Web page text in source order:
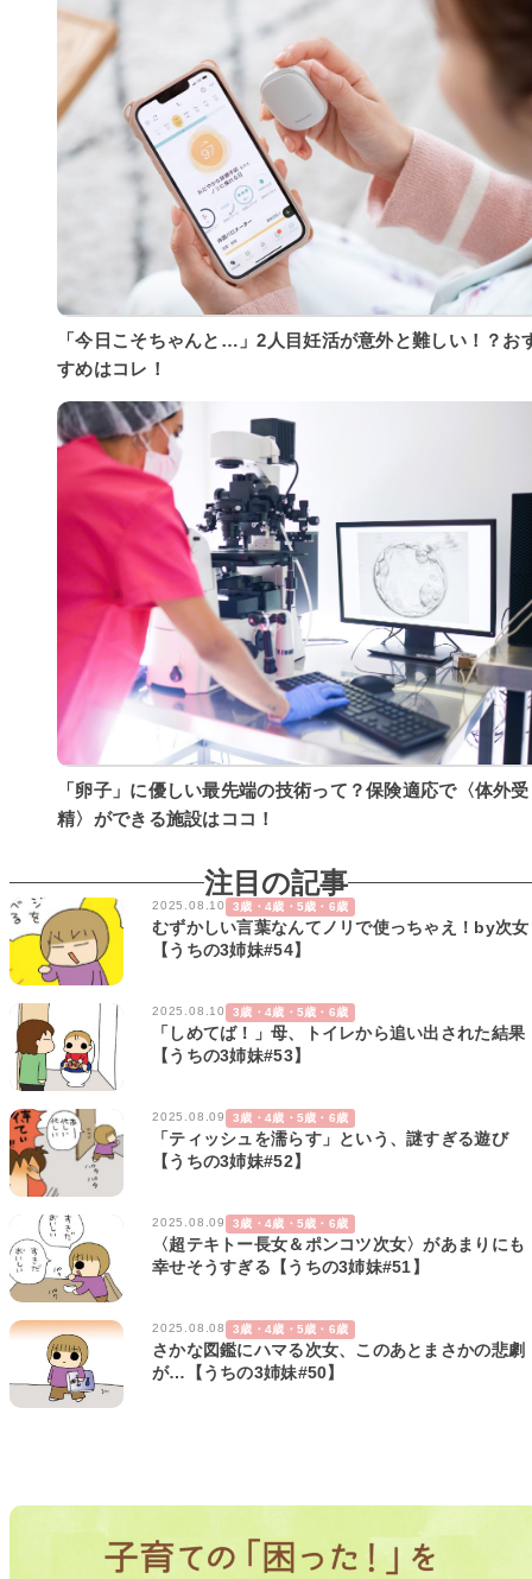
「今日こそちゃんと…」2人目妊活が意外と難しい！？お
すめはコレ！
「卵子」に優しい最先端の技術って？保険適応で〈体外受
精〉ができる施設はココ！
注目の記事
2025.08.10 3歳・4歳・5歳・6歳
むずかしい言葉なんてノリで使っちゃえ！by次女
【うちの3姉妹#54】
2025.08.10 3歳・4歳・5歳・6歳
「しめてば！」母、トイレから追い出された結果
【うちの3姉妹#53】
2025.08.09 3歳・4歳・5歳・6歳
「ティッシュを濡らす」という、謎すぎる遊び
【うちの3姉妹#52】
2025.08.09 3歳・4歳・5歳・6歳
〈超テキトー長女＆ポンコツ次女〉があまりにも
幸せそうすぎる【うちの3姉妹#51】
2025.08.08 3歳・4歳・5歳・6歳
さかな図鑑にハマる次女、このあとまさかの悲劇
が…【うちの3姉妹#50】